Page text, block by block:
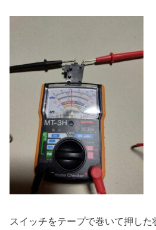
スイッチをテープで巻いて押し